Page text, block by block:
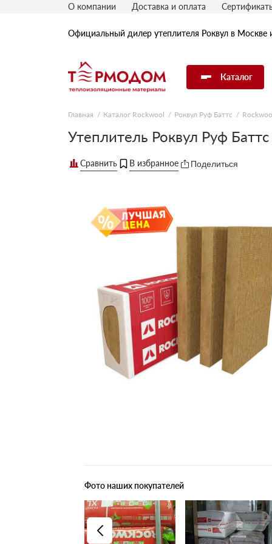
Официальный дилер утеплителя Роквул в Москве
Каталог
Утеплитель Rockwool
Утеплитель Технониколь
Утеплитель Knauf
Утеплитель Isover
Плитные материалы
О компании Доставка и оплата
Главная Каталог Rockwool Роквул Руф Баттс
Утеплитель Роквул Руф
Поделиться
Фото наших покупателей